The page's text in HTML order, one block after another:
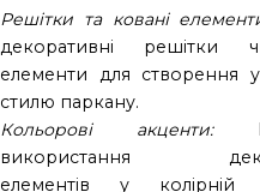
Решітки та ковані
декоративні решітки
елементи для створення
стилю паркану.
Кольорові акценти:
використання
елементів у